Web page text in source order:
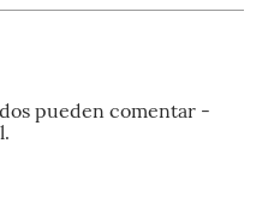
pueden comentar -